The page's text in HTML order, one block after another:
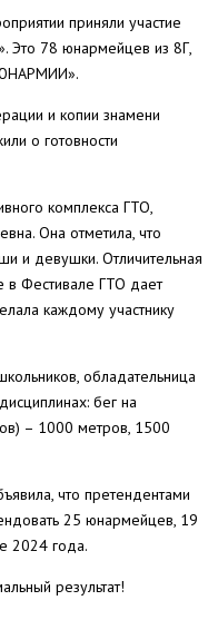
приняли участие
Это 78 юнармейцев из 8Г,
и копии знамени
о готовности
комплекса ГТО,
Она отметила, что
и девушки. Отличительная
в Фестивале ГТО дает
каждому участнику
обладательница
бег на
– 1000 метров, 1500
что претендентами
25 юнармейцев, 19
2024 года.
результат!